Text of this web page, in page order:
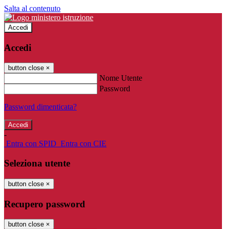
Salta al contenuto
Accedi
Accedi
button close ×
Nome Utente
Password
Password dimenticata?
-
Entra con SPID Entra con CIE
Seleziona utente
button close ×
Recupero password
button close ×